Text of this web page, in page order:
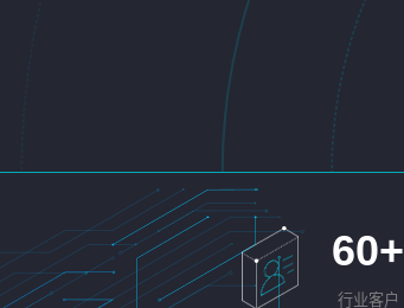
60+
行业客户